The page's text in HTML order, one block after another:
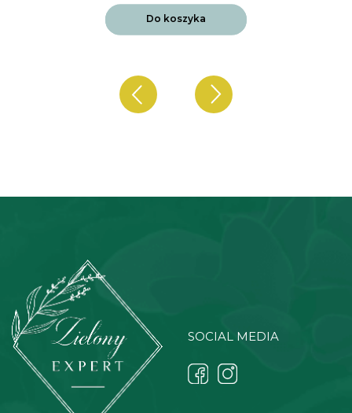
Do koszyka
SOCIAL MEDIA